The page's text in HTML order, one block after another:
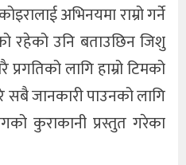
अभिनयमा राम्रो गर्ने
रहेको उनि बताउछिन जिशु
लागि हाम्रो टिमको
सबै जानकारी पाउनको लागि
कुराकानी प्रस्तुत गरेका